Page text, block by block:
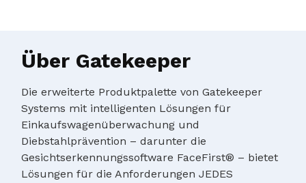
Über Gatekeeper
Die erweiterte Produktpalette von Gatekeeper
Systems mit intelligenten Lösungen für
Einkaufswagenüberwachung und
Diebstahlprävention – darunter die
Gesichtserkennungssoftware FaceFirst® – bietet
Lösungen für die Anforderungen JEDES